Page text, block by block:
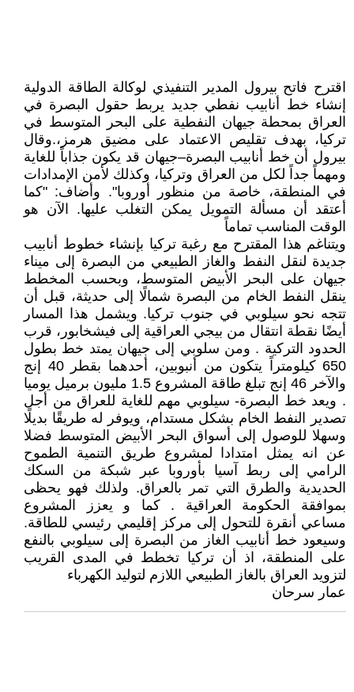
اقترح فاتح بيرول المدير التنفيذي لوكالة الطاقة الدولية
إنشاء خط أنابيب نفطي جديد يربط حقول البصرة في
العراق بمحطة جيهان النفطية على البحر المتوسط في
تركيا، بهدف تقليص الاعتماد على مضيق هرمز،.وقال
بيرول أن خط أنابيب البصرة–جيهان قد يكون جذاباً للغاية
ومهماً جداً لكل من العراق وتركيا، وكذلك لأمن الإمدادات
في المنطقة، خاصة من منظور أوروبا". وأضاف: "كما
أعتقد أن مسألة التمويل يمكن التغلب عليها. الآن هو
الوقت المناسب تماماً
ويتناغم هذا المقترح مع رغبة تركيا بإنشاء خطوط أنابيب
جديدة لنقل النفط والغاز الطبيعي من البصرة إلى ميناء
جيهان على البحر الأبيض المتوسط، وبحسب المخطط
ينقل النفط الخام من البصرة شمالًا إلى حديثة، قبل أن
تتجه نحو سيلوبي في جنوب تركيا. ويشمل هذا المسار
أيضًا نقطة انتقال من بيجي العراقية إلى فيشخابور، قرب
الحدود التركية . ومن سلوبي إلى جيهان يمتد خط بطول
650 كيلومتراً يتكون من أنبوبين، أحدهما بقطر 40 إنج
والآخر 46 إنج تبلغ طاقة المشروع 1.5 مليون برميل يوميا
. ويعد خط البصرة- سيلوبي مهم للغاية للعراق من أجل
تصدير النفط الخام بشكل مستدام، ويوفر له طريقًا بديلًا
وسهلا للوصول إلى أسواق البحر الأبيض المتوسط فضلا
عن انه يمثل امتدادا لمشروع طريق التنمية الطموح
الرامي إلى ربط آسيا بأوروبا عبر شبكة من السكك
الحديدية والطرق التي تمر بالعراق. ولذلك فهو يحظى
بموافقة الحكومة العراقية . كما و يعزز المشروع
مساعي أنقرة للتحول إلى مركز إقليمي رئيسي للطاقة.
وسيعود خط أنابيب الغاز من البصرة إلى سيلوبي بالنفع
على المنطقة، اذ أن تركيا تخطط في المدى القريب
لتزويد العراق بالغاز الطبيعي اللازم لتوليد الكهرباء
عمار سرحان